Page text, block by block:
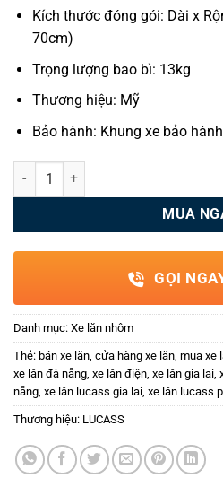
Kích thước đóng gói: Dài x
70cm)
Trọng lượng bao bì: 13kg
Thương hiệu: Mỹ
Bảo hành: Khung xe bảo
Xe lăn khung nhôm X63HK số lượng
MUA
GỌI
Danh mục: Xe lăn nhôm
Thẻ: bán xe lăn cửa hàng xe lăn mua xe
xe lăn đà nẵng xe lăn điện xe lăn gia lai
nẵng xe lăn lucass gia lai xe lăn lucass
Thương hiệu: LUCASS